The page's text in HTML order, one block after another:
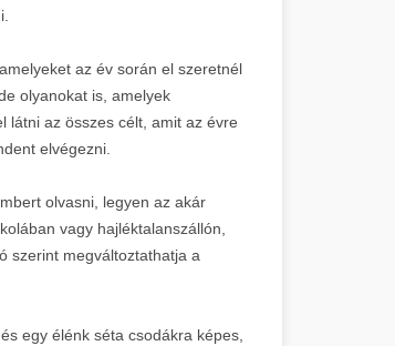
az év során el szeretnél
olyanokat is, amelyek
látni az összes célt, amit az évre
elvégezni.
olvasni, legyen az akár
vagy hajléktalanszállón,
szerint megváltoztathatja a
egy élénk séta csodákra képes,